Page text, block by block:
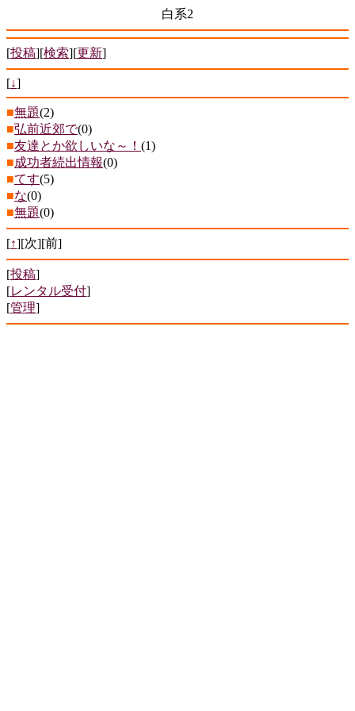
白系2
[投稿][検索][更新]
[↓]
■無題(2)
■弘前近郊で(0)
■友達とか欲しいな～！ (1)
■成功者続出情報(0)
■てす(5)
■な(0)
■無題(0)
[↑][次][前]
[投稿]
[レンタル受付]
[管理]